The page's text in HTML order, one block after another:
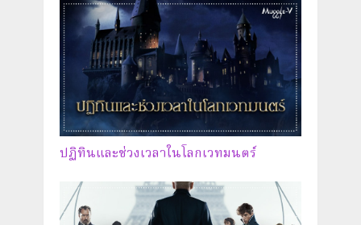
ปฏิทินและช่วงเวลาในโลกเวทมนตร์